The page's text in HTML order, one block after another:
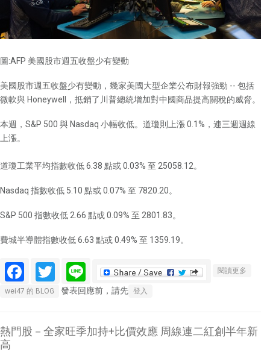
全家
首創超
售生啤
(5903-
圖:AFP 美國股市週五收盤少有變動
美國股市週五收盤少有變動，幾家美國大型企業公布財報強勁 -- 包括
微軟與 Honeywell，抵銷了川普總統增加對中國商品提高關稅的威脅。
本週，S&P 500 與 Nasdaq 小幅收低。道瓊則上漲 0.1%，連三週週線
上漲。
道瓊工業平均指數收低 6.38 點或 0.03% 至 25058.12。
Nasdaq 指數收低 5.10 點或 0.07% 至 7820.20。
S&P 500 指數收低 2.66 點或 0.09% 至 2801.83。
費城半導體指數收低 6.63 點或 0.49% 至 1359.19。
Facebook
Twitter
Line 閱讀更多
銷川普
wei47 的 BLOG 發表回應前，請先 登入
熱門股－全家旺季加持+比價效應 周線連二紅創半年新
高